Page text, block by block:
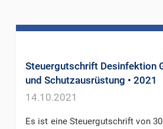
Steuergutschrift Desinfektion
und Schutzausrüstung • 2021
14.10.2021
Es ist eine Steuergutschrift von